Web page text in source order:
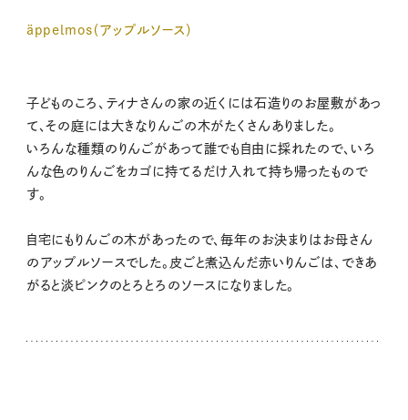
äppelmos（アップルソース）
子どものころ、ティナさんの家の近くには石造りのお屋敷があっ
て、その庭には大きなりんごの木がたくさんありました。
いろんな種類のりんごがあって誰でも自由に採れたので、いろ
んな色のりんごをカゴに持てるだけ入れて持ち帰ったもので
す。
自宅にもりんごの木があったので、毎年のお決まりはお母さん
のアップルソースでした。皮ごと煮込んだ赤いりんごは、できあ
がると淡ピンクのとろとろのソースになりました。